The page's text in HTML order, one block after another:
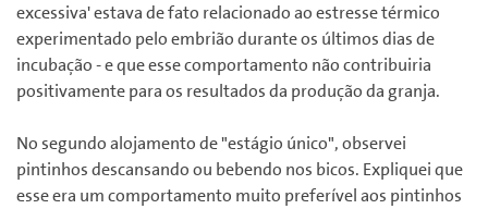
excessiva' estava de fato relacionado ao estresse térmico
experimentado pelo embrião durante os últimos dias de
incubação - e que esse comportamento não contribuiria
positivamente para os resultados da produção da granja.
No segundo alojamento de "estágio único", observei
pintinhos descansando ou bebendo nos bicos. Expliquei que
esse era um comportamento muito preferível aos pintinhos